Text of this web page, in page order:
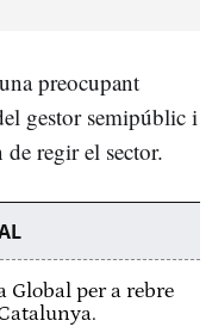
preocupant
gestor semipúblic i
de regir el sector.
Global per a rebre